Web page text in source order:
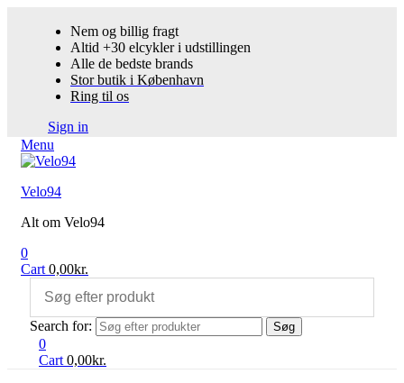
Nem og billig fragt
Altid +30 elcykler i udstillingen
Alle de bedste brands
Stor butik i København
Ring til os
Sign in
Menu
Velo94
Alt om Velo94
0
Cart 0,00kr.
Search for: Søg
0
Cart 0,00kr.